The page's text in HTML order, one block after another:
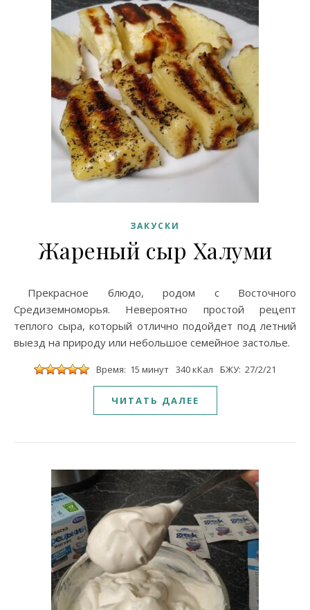
ЗАКУСКИ
Жареный сыр Халуми
Прекрасное блюдо, родом с Восточного
Средиземноморья. Невероятно простой рецепт
теплого сыра, который отлично подойдет под летний
выезд на природу или небольшое семейное застолье.
Время: 15 минут 340 кКал БЖУ: 27/2/21
ЧИТАТЬ ДАЛЕЕ